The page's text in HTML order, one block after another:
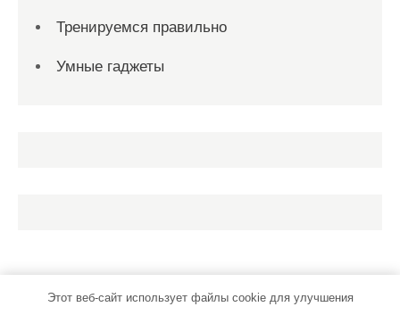
Тренируемся правильно
Умные гаджеты
Этот веб-сайт использует файлы cookie для улучшения